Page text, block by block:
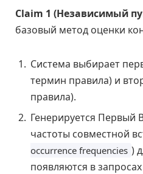
Claim 1 (Независимый
базовый метод оценки
Система выбирает
термин правила) и
правила).
Генерируется Первый
частоты совместной
occurrence frequencies )
появляются в